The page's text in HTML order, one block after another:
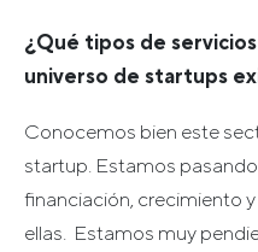
¿Qué tipos de
universo de startups
Conocemos bien este
startup. Estamos
financiación, crecimiento
ellas. Estamos muy